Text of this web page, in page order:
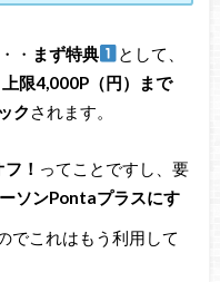
・ まず特典
として、
上限4,000P（円）まで
ク されます。
！ ってことですし、要
ソンPontaプラスにす
でこれはもう利用して